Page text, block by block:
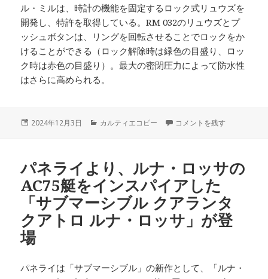
ル・ミルは、時計の機能を固定するロック式リュウズを
開発し、特許を取得している。RM 032のリュウズとプ
ッシュボタンは、リングを回転させることでロックをか
けることができる（ロック解除時は緑色の目盛り、ロッ
ク時は赤色の目盛り）。最大の密閉圧力によって防水性
はさらに高められる。
投
2024年12月3日
カ
ー
カルティエコピー 最大の密閉圧力によって防
コメントを残す
パネライより、ルナ・ロッサの
AC75艇をインスパイアした
「サブマーシブル クアランタ
クアトロ ルナ・ロッサ」が登
場
パネライは「サブマーシブル」の新作として、「ルナ・